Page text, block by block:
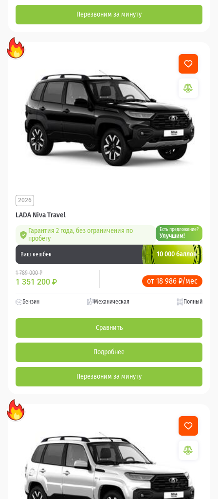
Перезвоним за минуту
LADA Niva Travel
2026
Гарантия 2 года, без ограничения по
пробегу
Есть предложение?
Улучшим!
Ваш кешбек 10 000 баллов
1 789 000 ₽
1 351 200 ₽ от 18 986 ₽/мес
Бензин Механическая Полный
Сравнить
Подробнее
Перезвоним за минуту